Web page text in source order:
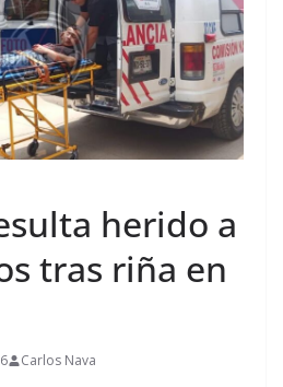
herido a
tras riña en
Carlos Nava